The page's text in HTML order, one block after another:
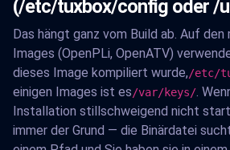
(/etc/tuxbox/config oder /
Das hängt ganz vom Build ab. Auf den
Images (OpenPLi, OpenATV)
dieses Image kompiliert wurde,/etc/
einigen Images ist es/var/keys/.
Installation stillschweigend nicht
immer der Grund — die Binärdatei